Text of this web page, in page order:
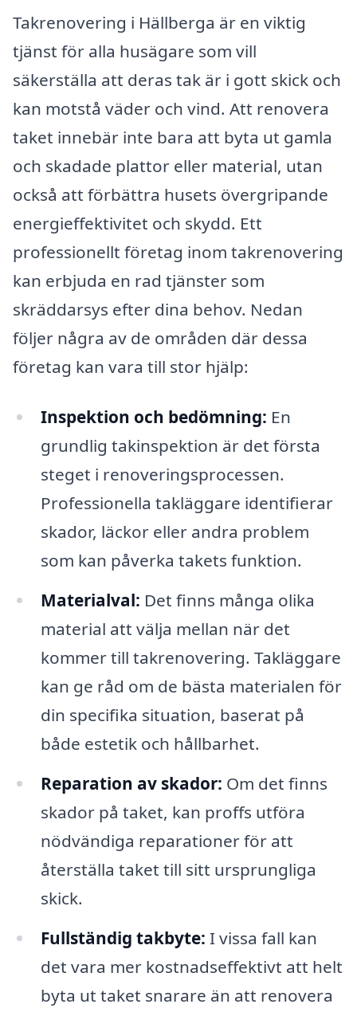
Takrenovering i Hällberga är en viktig
tjänst för alla husägare som vill
säkerställa att deras tak är i gott skick och
kan motstå väder och vind. Att renovera
taket innebär inte bara att byta ut gamla
och skadade plattor eller material, utan
också att förbättra husets övergripande
energieffektivitet och skydd. Ett
professionellt företag inom takrenovering
kan erbjuda en rad tjänster som
skräddarsys efter dina behov. Nedan
följer några av de områden där dessa
företag kan vara till stor hjälp:
Inspektion och bedömning: En
grundlig takinspektion är det första
steget i renoveringsprocessen.
Professionella takläggare identifierar
skador, läckor eller andra problem
som kan påverka takets funktion.
Materialval: Det finns många olika
material att välja mellan när det
kommer till takrenovering. Takläggare
kan ge råd om de bästa materialen för
din specifika situation, baserat på
både estetik och hållbarhet.
Reparation av skador: Om det finns
skador på taket, kan proffs utföra
nödvändiga reparationer för att
återställa taket till sitt ursprungliga
skick.
Fullständig takbyte: I vissa fall kan
det vara mer kostnadseffektivt att helt
byta ut taket snarare än att renovera